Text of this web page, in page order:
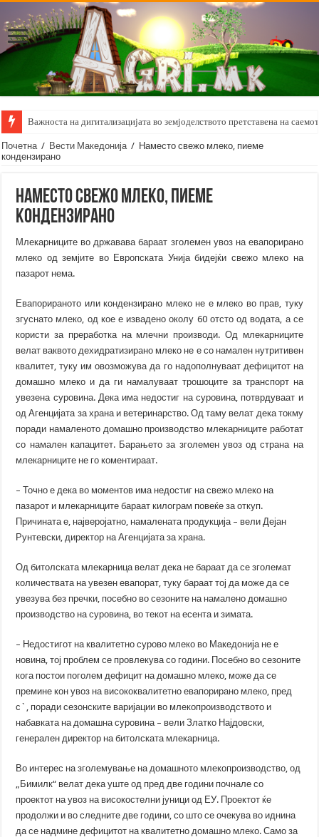
Важноста на дигитализацијата во земјоделството претставена на
Почетна / Вести Македонија / Наместо свежо млеко, пиеме
кондензирано
Наместо свежо млеко, пиеме
кондензирано
Млекарниците во државава бараат зголемен увоз на евапорирано
млеко од земјите во Европската Унија бидејќи свежо млеко на
пазарот нема.
Евапорираното или кондензирано млеко не е млеко во прав, туку
згуснато млеко, од кое е извадено околу 60 отсто од водата, а се
користи за преработка на млечни производи. Од млекарниците
велат ваквото дехидратизирано млеко не е со намален нутритивен
квалитет, туку им овозможува да го надополнуваат дефицитот на
домашно млеко и да ги намалуваат трошоците за транспорт на
увезена суровина. Дека има недостиг на суровина, потврдуваат и
од Агенцијата за храна и ветеринарство. Од таму велат дека токму
поради намаленото домашно производство млекарниците работат
со намален капацитет. Барањето за зголемен увоз од страна на
млекарниците не го коментираат.
– Точно е дека во моментов има недостиг на свежо млеко на
пазарот и млекарниците бараат килограм повеќе за откуп.
Причината е, најверојатно, намалената продукција – вели Дејан
Рунтевски, директор на Агенцијата за храна.
Од битолската млекарница велат дека не бараат да се зголемат
количествата на увезен евапорат, туку бараат тој да може да се
увезува без пречки, посебно во сезоните на намалено домашно
производство на суровина, во текот на есента и зимата.
– Недостигот на квалитетно сурово млеко во Македонија не е
новина, тој проблем се провлекува со години. Посебно во сезоните
кога постои поголем дефицит на домашно млеко, може да се
премине кон увоз на висококвалитетно евапорирано млеко, пред
с`, поради сезонските варијации во млекопроизводството и
набавката на домашна суровина – вели Златко Најдовски,
генерален директор на битолската млекарница.
Во интерес на зголемување на домашното млекопроизводство, од
„Бимилк“ велат дека уште од пред две години почнале со
проектот на увоз на високостелни јуници од ЕУ. Проектот ќе
продолжи и во следните две години, со што се очекува во иднина
да се надмине дефицитот на квалитетно домашно млеко. Само за